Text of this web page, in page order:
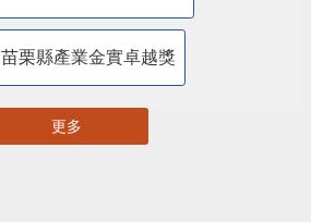
苗栗縣產業金實卓越獎
更多